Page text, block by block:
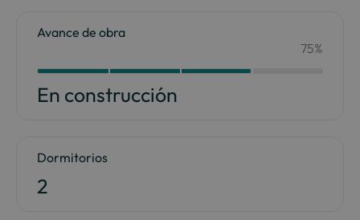
Avance de obra
75%
Your Content Goes Here
En construcción
Dormitorios
2